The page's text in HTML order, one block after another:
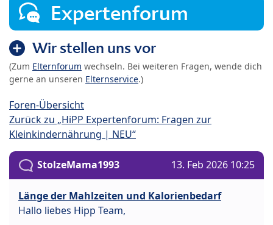
Expertenforum
Wir stellen uns vor
(Zum Elternforum wechseln. Bei weiteren Fragen, wende dich
gerne an unseren Elternservice.)
Foren-Übersicht
Zurück zu „HiPP Expertenforum: Fragen zur
Kleinkindernährung | NEU“
StolzeMama1993 13. Feb 2026 10:25
Länge der Mahlzeiten und Kalorienbedarf
Hallo liebes Hipp Team,